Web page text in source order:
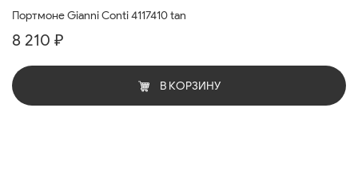
Портмоне Gianni Conti 4117410 tan
8 210 ₽
В КОРЗИНУ